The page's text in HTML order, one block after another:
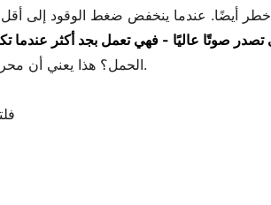
صوتًا عاليًا - فهي تعمل بجد أكثر عندما
الحمل؟ هذا يعني أن محركك يعاني من نقص في خليط الوقود المناسب.